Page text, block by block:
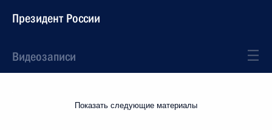
Президент России
Видеозаписи
Показать следующие материалы